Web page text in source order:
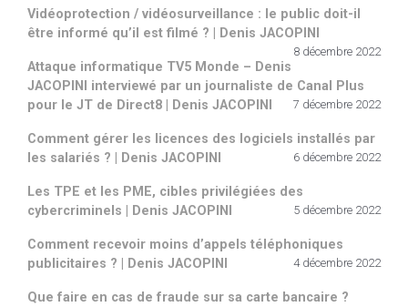
Vidéoprotection / vidéosurveillance : le public doit-il
être informé qu’il est filmé ? | Denis JACOPINI
8 décembre 2022
Attaque informatique TV5 Monde – Denis
JACOPINI interviewé par un journaliste de Canal Plus
pour le JT de Direct8 | Denis JACOPINI
7 décembre 2022
Comment gérer les licences des logiciels installés par
les salariés ? | Denis JACOPINI
6 décembre 2022
Les TPE et les PME, cibles privilégiées des
cybercriminels | Denis JACOPINI
5 décembre 2022
Comment recevoir moins d’appels téléphoniques
publicitaires ? | Denis JACOPINI
4 décembre 2022
Que faire en cas de fraude sur sa carte bancaire ?